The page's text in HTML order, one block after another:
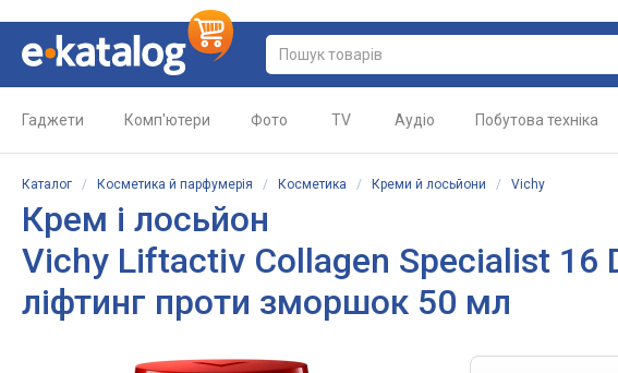
Гаджети Комп'ютери Фото TV Аудіо Побутова техніка
Каталог / Косметика й парфумерія / Косметика / Креми й лосьйони / Vichy
Крем і лосьйон
Vichy Liftactiv Collagen Specialist 16
ліфтинг проти зморшок 50 мл